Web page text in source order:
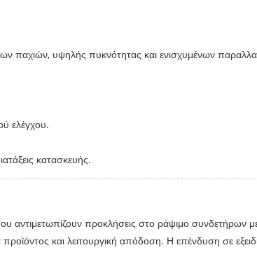
των παχιών, υψηλής πυκνότητας και ενισχυμένων
ελέγχου.
κατασκευής.
προκλήσεις στο ράψιμο συνδετήρων
και λειτουργική απόδοση. Η επένδυση σε